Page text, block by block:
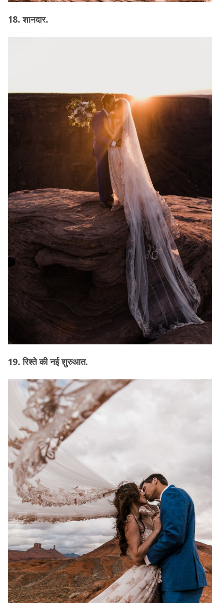
18. शानदार.
19. रिश्ते की नई शुरुआत.